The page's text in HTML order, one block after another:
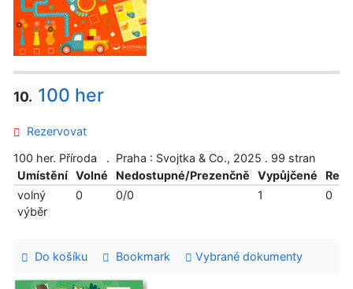
10. 100 her
Rezervovat
100 her. Příroda . Praha : Svojtka & Co., 2025 . 99 stran
Umístění
Volné Nedostupné/Prezenčně Vypůjčené
volný
výběr
0 0/0 1 0
Do košíku Bookmark Vybrané dokumenty